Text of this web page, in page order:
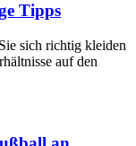
Tipps
sich richtig kleiden
auf den